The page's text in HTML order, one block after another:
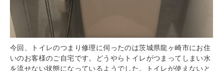
今回、トイレのつまり修理に伺ったのは茨城県龍ヶ崎市にお住
いのお客様のご自宅です。どうやらトイレがつまってしまい水
を流せない状態になっているようでした。トイレが使えないと